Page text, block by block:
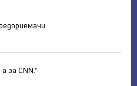
за CNN."